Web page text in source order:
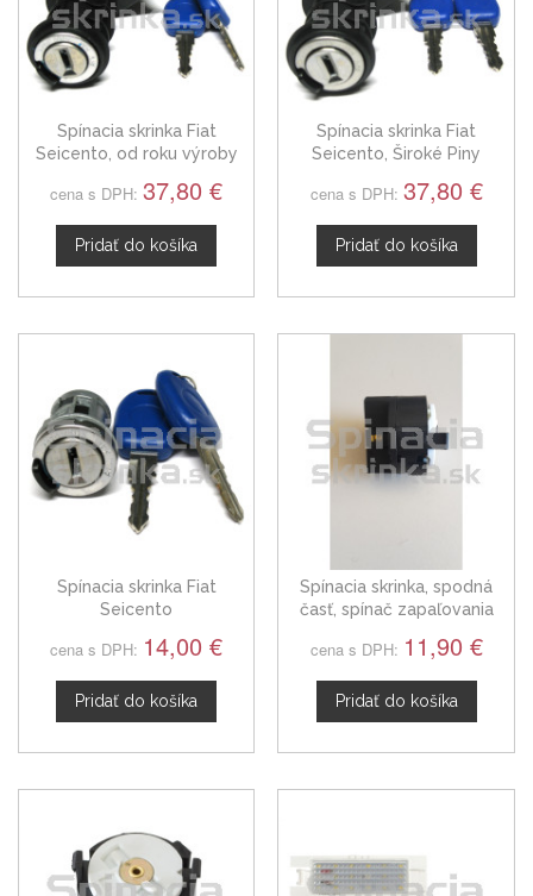
Spínacia skrinka Fiat
Seicento, od roku výroby
cena s DPH: 37,80 €
Pridať do košíka
Spínacia skrinka Fiat
Seicento, Široké Piny
cena s DPH: 37,80 €
Pridať do košíka
Spínacia skrinka Fiat
Seicento
cena s DPH: 14,00 €
Pridať do košíka
Spínacia skrinka, spodná
časť, spínač zapaľovania
cena s DPH: 11,90 €
Pridať do košíka